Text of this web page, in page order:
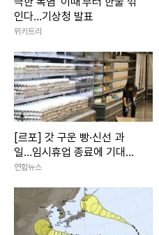
인다…기상청 발표
위키트리
[르포] 갓 구운 빵·신선 과
일…임시휴업 종료에 기대감
가득 홈플러스
연합뉴스